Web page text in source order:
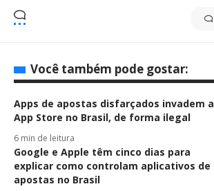
Você também pode gostar:
Apps de apostas disfarçados invadem a
App Store no Brasil, de forma ilegal
6 min de leitura
Google e Apple têm cinco dias para
explicar como controlam aplicativos de
apostas no Brasil